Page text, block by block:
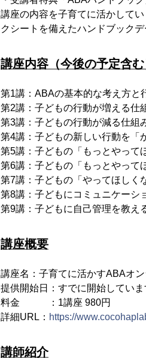
講座の内容を子育てに活かして
クシートを備えたハンドブックデ
講座内容（今後の予定含む
第1講：ABAの基本的な考え方と
第2講：子どもの行動が増える仕
第3講：子どもの行動が減る仕組
第4講：子どもの新しい行動を「
第5講：子どもの「もっとやって
第6講：子どもの「もっとやって
第7講：子どもの「やってほしく
第8講：子どもにコミュニケーシ
第9講：子どもに自己管理を教え
講座概要
講座名：子育てに活かすABAオ
提供開始日：すでに開始してい
料金 ：1講座 980円
詳細URL： https://
講師紹介